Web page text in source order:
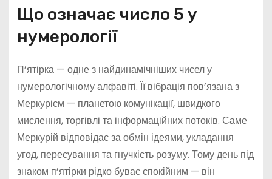
Що означає число 5 у
нумерології
П’ятірка — одне з найдинамічніших чисел у
нумерологічному алфавіті. Її вібрація пов’язана з
Меркурієм — планетою комунікації, швидкого
мислення, торгівлі та інформаційних потоків. Саме
Меркурій відповідає за обмін ідеями, укладання
угод, пересування та гнучкість розуму. Тому день під
знаком п’ятірки рідко буває спокійним — він